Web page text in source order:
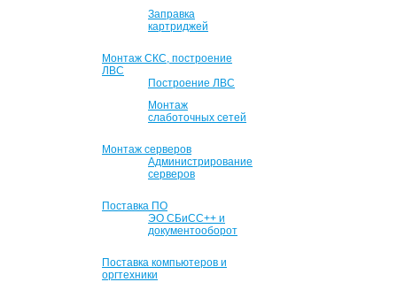
Заправка
картриджей
Монтаж СКС, построение
ЛВС
Построение ЛВС
Монтаж
слаботочных сетей
Монтаж серверов
Администрирование
серверов
Поставка ПО
ЭО СБиСС++ и
документооборот
Поставка компьютеров и
оргтехники